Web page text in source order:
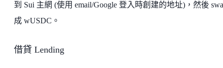
到 Sui 主網 (使用 email/Google 登入時創建的地址)，然後
成 wUSDC。
借貸 Lending